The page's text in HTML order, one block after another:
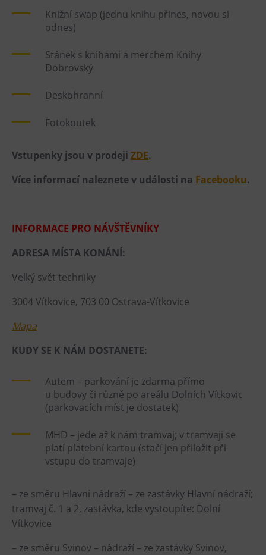
Dolní Vítkovice
Hornické muzeum
Občerstvení
Kavárna Velký Svět techniky
L’Osteria
Restaurace VP ART
Bistropen
Catering
Hotel VP1
Vila Liběna
Další
Narozeninové oslavy
Letní tábory
Tematické dárkové poukazy
Pro školy
DOVýuky
Kroužky pro děti
Výjezdní akce
Knižní swap (jednu knihu přines, novou si
odnes)
Stánek s knihami a merchem Knihy
Dobrovský
Deskohranní
Fotokoutek
Vstupenky jsou v prodeji ZDE.
Více informací naleznete v události na Facebooku.
INFORMACE PRO NÁVŠTĚVNÍKY
ADRESA MÍSTA KONÁNÍ:
Velký svět techniky
3004 Vítkovice, 703 00 Ostrava-Vítkovice
Mapa
KUDY SE K NÁM DOSTANETE:
Autem – parkování je zdarma přímo
u budovy či různě po areálu Dolních Vítkovic
(parkovacích míst je dostatek)
MHD – jede až k nám tramvaj; v tramvaji se
platí platební kartou (stačí jen přiložit při
vstupu do tramvaje)
– ze směru Hlavní nádraží – ze zastávky Hlavní nádraží;
tramvaj č. 1 a 2, zastávka, kde vystoupíte: Dolní
Vítkovice
– ze směru Svinov – nádraží – ze zastávky Svinov,